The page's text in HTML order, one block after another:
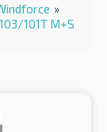
»
101T M+S